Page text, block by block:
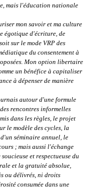
mais l'éducation nationale
mon savoir et ma culture
égotique d'écriture, de
sur le mode VRP des
du consentement à
Mon option libertaire
un bénéfice à capitaliser
à dépenser de manière
autour d'une formule
rencontres informelles
dans les règles, le projet
le modèle des cycles, la
séminaire annuel, le
; mais aussi l'échange
et respectueuse du
et la gratuité absolue,
ou délivrés, ni droits
consumée dans une